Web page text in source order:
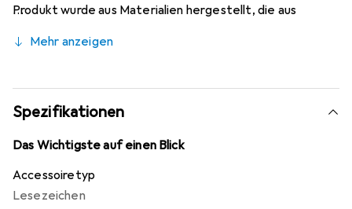
Produkt wurde aus Materialien hergestellt, die aus
C154586) Wäldern und anderen kontrollierten Quellen
Mehr anzeigen
Spezifikationen
Das Wichtigste auf einen Blick
Accessoiretyp
Lesezeichen